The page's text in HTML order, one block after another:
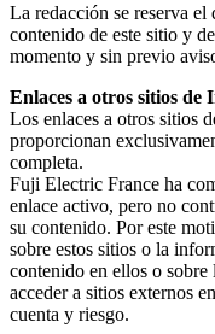
La redacción se reserva
contenido de este sitio y
momento y sin previo
Enlaces a otros sitios de
Los enlaces a otros sitios
proporcionan
completa.
Fuji Electric France ha
enlace activo, pero no
su contenido. Por este
sobre estos sitios o la
contenido en ellos o sobre
acceder a sitios externos
cuenta y riesgo.